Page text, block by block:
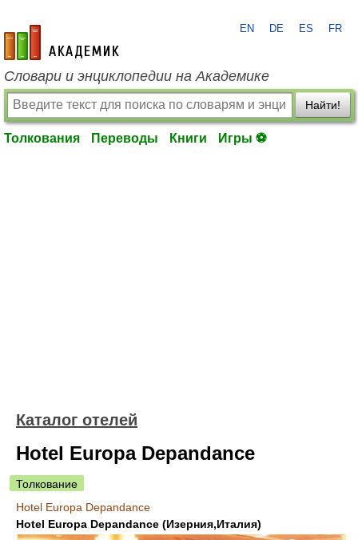
academic.ru
EN DE ES FR
Словари и энциклопедии на Академике
Найти!
Толкования Переводы Книги Игры ⚽
Каталог отелей
Hotel Europa Depandance
Толкование
Hotel Europa Depandance
Hotel Europa Depandance (Изерния,Италия)